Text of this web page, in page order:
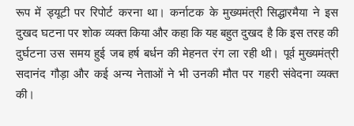
रूप में ड्यूटी पर रिपोर्ट करना था। कर्नाटक के मुख्यमंत्री सिद्धारमैया ने इस
दुखद घटना पर शोक व्यक्त किया और कहा कि यह बहुत दुखद है कि इस तरह की
दुर्घटना उस समय हुई जब हर्ष बर्धन की मेहनत रंग ला रही थी। पूर्व मुख्यमंत्री
सदानंद गौड़ा और कई अन्य नेताओं ने भी उनकी मौत पर गहरी संवेदना व्यक्त
की।